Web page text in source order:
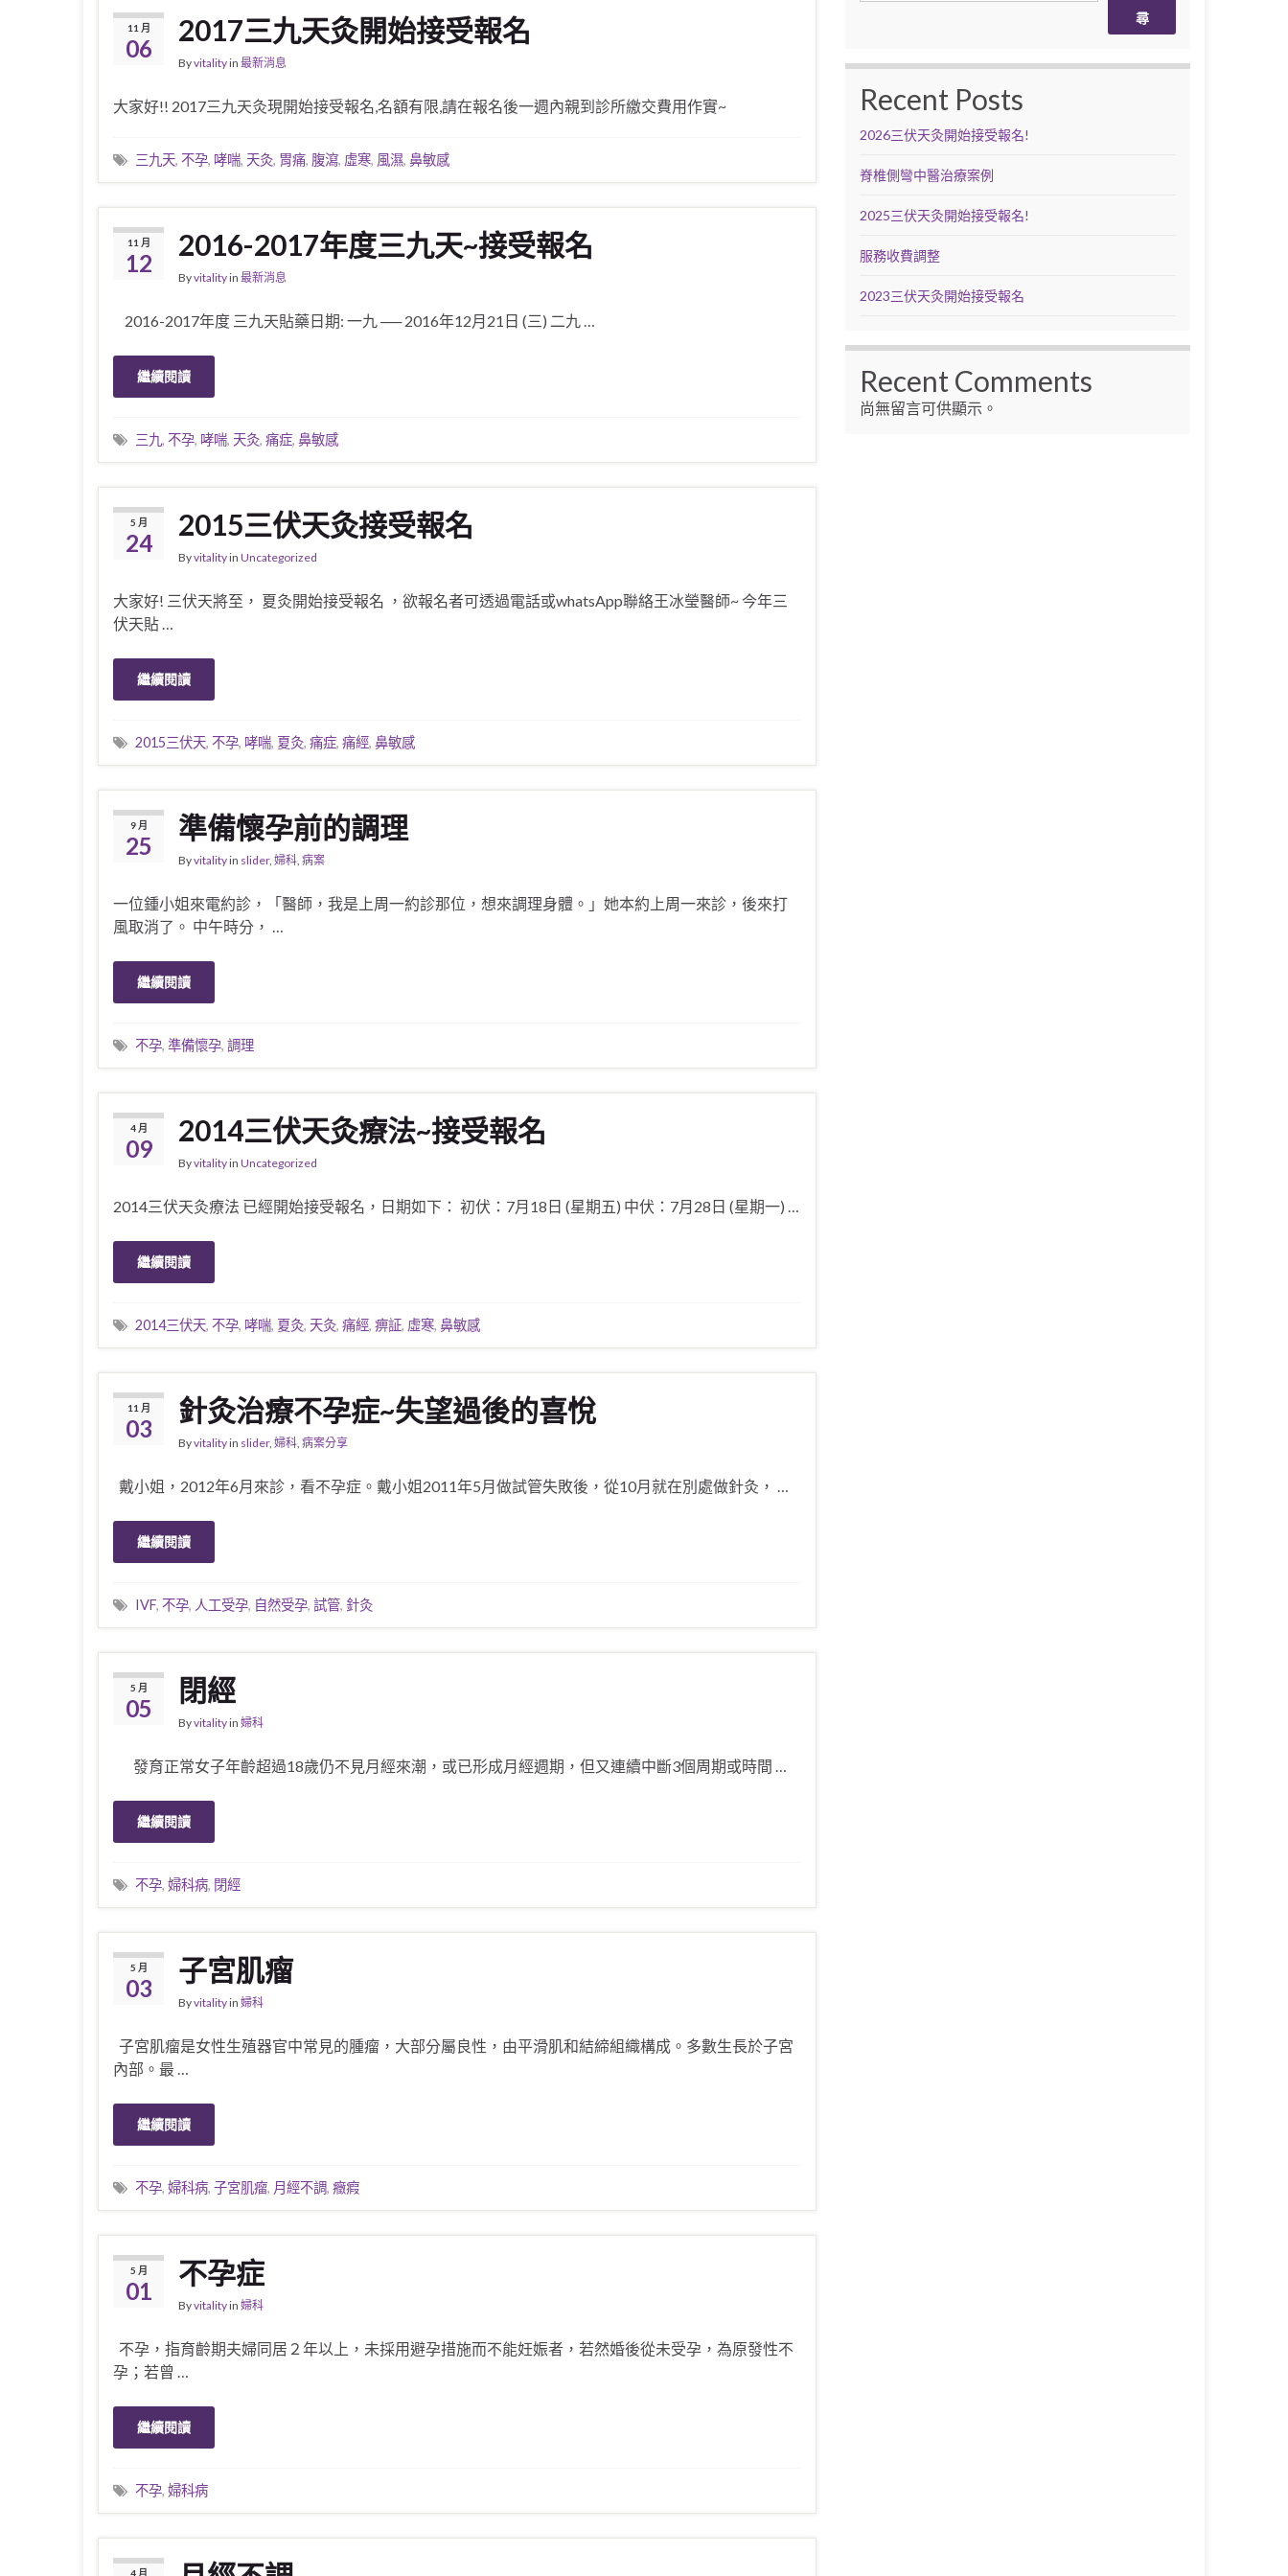
11 月
06
2017三九天灸開始接受報名
Byvitalityin 最新消息
大家好!! 2017三九天灸現開始接受報名,名額有限,請在報名後一週內親到診所繳交費用作實~
三九天, 不孕, 哮喘, 天灸, 胃痛, 腹瀉, 虛寒, 風濕, 鼻敏感
11 月
12
2016-2017年度三九天~接受報名
Byvitalityin 最新消息
2016-2017年度 三九天貼藥日期: 一九 ── 2016年12月21日 (三) 二九 …
繼續閱讀
三九, 不孕, 哮喘, 天灸, 痛症, 鼻敏感
5 月
24
2015三伏天灸接受報名
Byvitalityin Uncategorized
大家好! 三伏天將至， 夏灸開始接受報名 ，欲報名者可透過電話或whatsApp聯絡王冰瑩醫師~ 今年三
伏天貼 …
繼續閱讀
2015三伏天, 不孕, 哮喘, 夏灸, 痛症, 痛經, 鼻敏感
9 月
25
準備懷孕前的調理
Byvitalityin slider, 婦科, 病案
一位鍾小姐來電約診，「醫師，我是上周一約診那位，想來調理身體。」她本約上周一來診，後來打
風取消了。 中午時分， …
繼續閱讀
不孕, 準備懷孕, 調理
4 月
09
2014三伏天灸療法~接受報名
Byvitalityin Uncategorized
2014三伏天灸療法 已經開始接受報名，日期如下： 初伏：7月18日 (星期五) 中伏：7月28日 (星期一) …
繼續閱讀
2014三伏天, 不孕, 哮喘, 夏灸, 天灸, 痛經, 痹証, 虛寒, 鼻敏感
11 月
03
針灸治療不孕症~失望過後的喜悅
Byvitalityin slider, 婦科, 病案分享
戴小姐，2012年6月來診，看不孕症。戴小姐2011年5月做試管失敗後，從10月就在別處做針灸， …
繼續閱讀
IVF, 不孕, 人工受孕, 自然受孕, 試管, 針灸
5 月
05
閉經
Byvitalityin 婦科
發育正常女子年齡超過18歲仍不見月經來潮，或已形成月經週期，但又連續中斷3個周期或時間 …
繼續閱讀
不孕, 婦科病, 閉經
5 月
03
子宮肌瘤
Byvitalityin 婦科
子宮肌瘤是女性生殖器官中常見的腫瘤，大部分屬良性，由平滑肌和結締組織構成。多數生長於子宮
內部。最 …
繼續閱讀
不孕, 婦科病, 子宮肌瘤, 月經不調, 癥瘕
5 月
01
不孕症
Byvitalityin 婦科
不孕，指育齡期夫婦同居２年以上，未採用避孕措施而不能妊娠者，若然婚後從未受孕，為原發性不
孕；若曾 …
繼續閱讀
不孕, 婦科病
4 月
尋
Recent Posts
2026三伏天灸開始接受報名!
脊椎側彎中醫治療案例
2025三伏天灸開始接受報名!
服務收費調整
2023三伏天灸開始接受報名
Recent Comments
尚無留言可供顯示。